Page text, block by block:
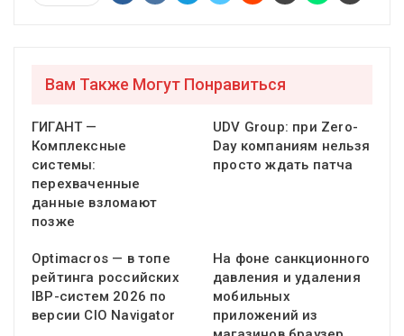
Вам Также Могут Понравиться
ГИГАНТ —
Комплексные
системы:
перехваченные
данные взломают
позже
UDV Group: при Zero-
Day компаниям нельзя
просто ждать патча
Optimacros — в топе
рейтинга российских
IBP-систем 2026 по
версии CIO Navigator
На фоне санкционного
давления и удаления
мобильных
приложений из